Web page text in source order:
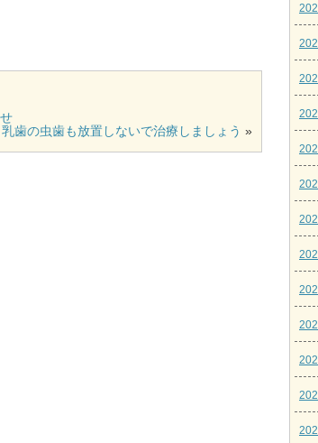
歯の虫歯も放置しないで治療しましょう »